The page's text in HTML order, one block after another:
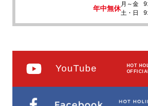
年中無休
月～金
土・日
YouTube
HOT